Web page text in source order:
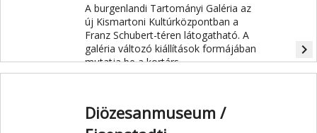
A burgenlandi Tartományi Galéria az
új Kismartoni Kultúrközpontban a
Franz Schubert-téren látogatható. A
galéria változó kiállítások formájában
mutatja be a kortárs
képzőművészetet.
navigate_next
Diözesanmuseum /